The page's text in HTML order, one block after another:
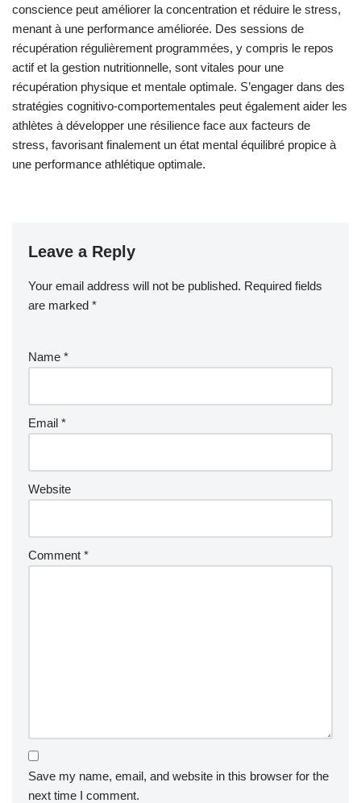
conscience peut améliorer la concentration et réduire le stress,
menant à une performance améliorée. Des sessions de
récupération régulièrement programmées, y compris le repos
actif et la gestion nutritionnelle, sont vitales pour une
récupération physique et mentale optimale. S’engager dans des
stratégies cognitivo-comportementales peut également aider les
athlètes à développer une résilience face aux facteurs de
stress, favorisant finalement un état mental équilibré propice à
une performance athlétique optimale.
Leave a Reply
Your email address will not be published. Required fields
are marked *
Name *
Email *
Website
Comment *
Save my name, email, and website in this browser for the
next time I comment.